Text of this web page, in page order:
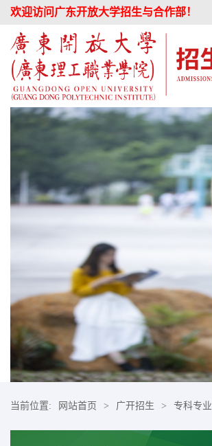
欢迎访问广东开放大学招生与合作部！
当前位置: 网站首页 > 广开招生 > 专科专业